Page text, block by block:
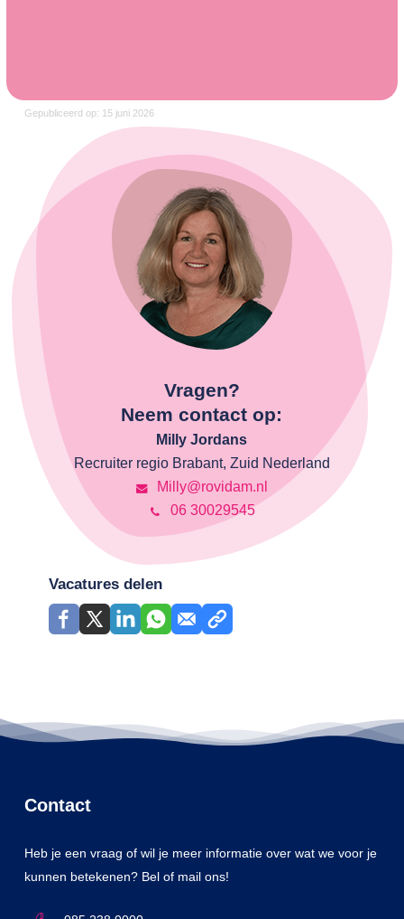
Gepubliceerd op: 15 juni 2026
Vragen?
Neem contact op:
Milly Jordans
Recruiter regio Brabant, Zuid Nederland
Milly@rovidam.nl
06 30029545
Vacatures delen
Contact
Heb je een vraag of wil je meer informatie over wat we voor je
kunnen betekenen? Bel of mail ons!